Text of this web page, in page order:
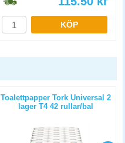
KÖP
Toalettpapper Tork Universal 2
lager T4 42 rullar/bal